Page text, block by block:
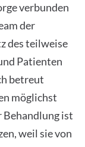
verbunden
der
des teilweise
Patienten
betreut
möglichst
Behandlung ist
weil sie von